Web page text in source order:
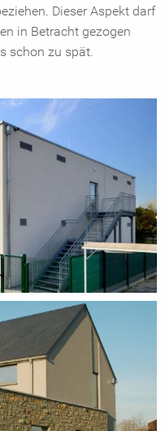
Dieser Aspekt darf
in Betracht gezogen
schon zu spät.